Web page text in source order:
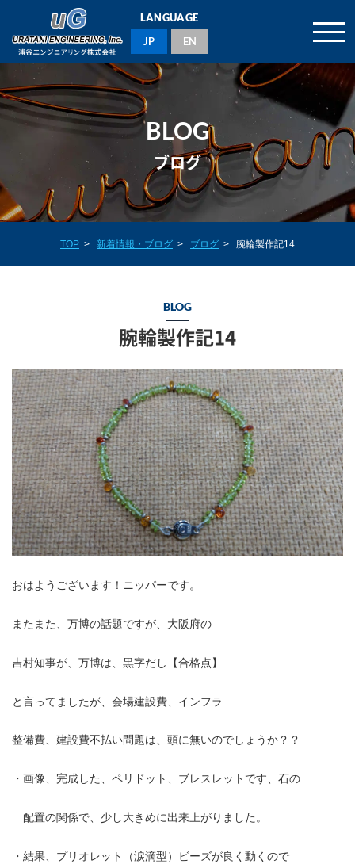
LANGUAGE
JP
EN
BLOG
ブログ
TOP > 新着情報・ブログ > ブログ > 腕輪製作記14
BLOG
腕輪製作記14
おはようございます！ニッパーです。
またまた、万博の話題ですが、大阪府の
吉村知事が、万博は、黒字だし【合格点】
と言ってましたが、会場建設費、インフラ
整備費、建設費不払い問題は、頭に無いのでしょうか？？
・画像、完成した、ペリドット、ブレスレットです、石の
配置の関係で、少し大きめに出来上がりました。
・結果、プリオレット（涙滴型）ビーズが良く動くので